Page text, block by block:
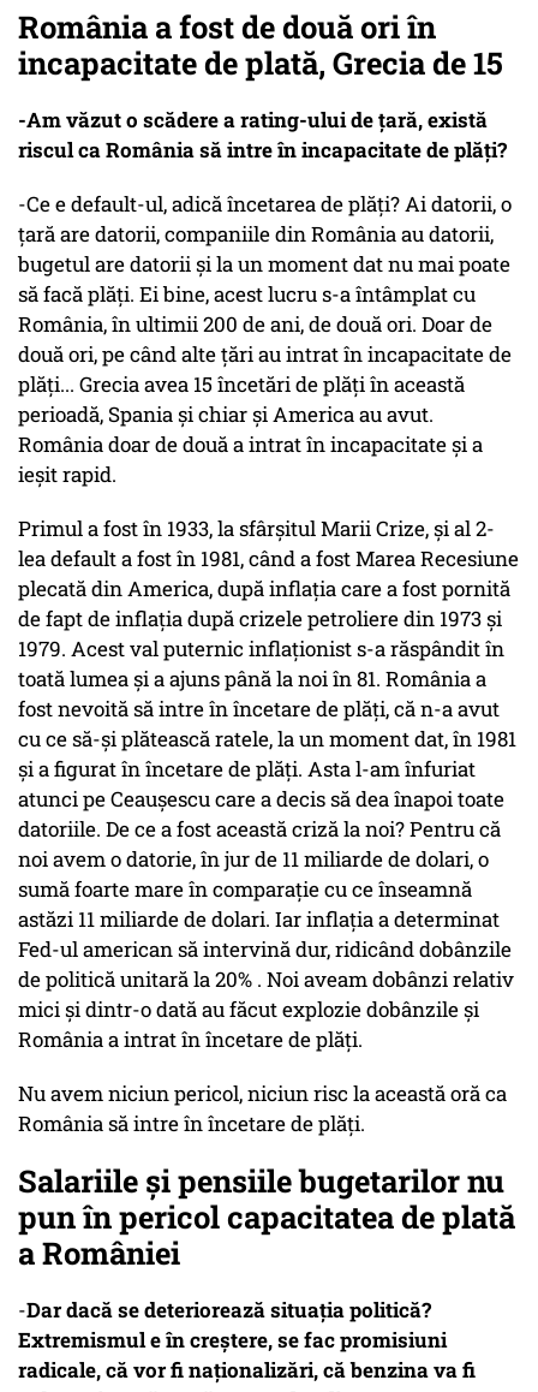
România a fost de două ori în
incapacitate de plată, Grecia de 15
-Am văzut o scădere a rating-ului de țară, există
riscul ca România să intre în incapacitate de plăți?
-Ce e default-ul, adică încetarea de plăți? Ai datorii, o
țară are datorii, companiile din România au datorii,
bugetul are datorii și la un moment dat nu mai poate
să facă plăți. Ei bine, acest lucru s-a întâmplat cu
România, în ultimii 200 de ani, de două ori. Doar de
două ori, pe când alte țări au intrat în incapacitate de
plăți... Grecia avea 15 încetări de plăți în această
perioadă, Spania și chiar și America au avut.
România doar de două a intrat în incapacitate și a
ieșit rapid.
Primul a fost în 1933, la sfârșitul Marii Crize, și al 2-
lea default a fost în 1981, când a fost Marea Recesiune
plecată din America, după inflația care a fost pornită
de fapt de inflația după crizele petroliere din 1973 și
1979. Acest val puternic inflaționist s-a răspândit în
toată lumea și a ajuns până la noi în 81. România a
fost nevoită să intre în încetare de plăți, că n-a avut
cu ce să-și plătească ratele, la un moment dat, în 1981
și a figurat în încetare de plăți. Asta l-am înfuriat
atunci pe Ceaușescu care a decis să dea înapoi toate
datoriile. De ce a fost această criză la noi? Pentru că
noi avem o datorie, în jur de 11 miliarde de dolari, o
sumă foarte mare în comparație cu ce înseamnă
astăzi 11 miliarde de dolari. Iar inflația a determinat
Fed-ul american să intervină dur, ridicând dobânzile
de politică unitară la 20% . Noi aveam dobânzi relativ
mici și dintr-o dată au făcut explozie dobânzile și
România a intrat în încetare de plăți.
Nu avem niciun pericol, niciun risc la această oră ca
România să intre în încetare de plăți.
Salariile și pensiile bugetarilor nu
pun în pericol capacitatea de plată
a României
-Dar dacă se deteriorează situația politică?
Extremismul e în creștere, se fac promisiuni
radicale, că vor fi naționalizări, că benzina va fi